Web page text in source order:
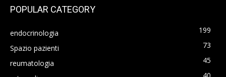
POPULAR CATEGORY
endocrinologia
199
Spazio pazienti
73
reumatologia
45